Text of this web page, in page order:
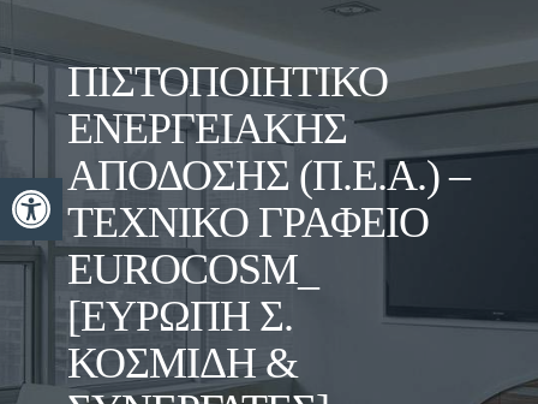
Ανοίξτε τη γραμμή εργαλείων
ΠΙΣΤΟΠΟΙΗΤΙΚΌ
ΕΝΕΡΓΕΙΑΚΉΣ
ΑΠΌΔΟΣΗΣ (Π.Ε.Α.) –
ΤΕΧΝΙΚΟ ΓΡΑΦΕΙΟ
EUROCOSM_
[ΕΥΡΏΠΗ Σ.
ΚΟΣΜΊΔΗ &